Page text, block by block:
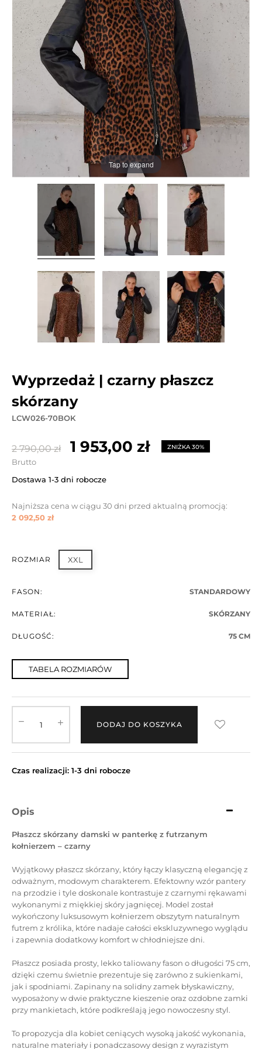
Tap to expand
wyprzedaż | czarny płaszcz
skórzany
LCW026-70BOK
2 790,00 zł 1 953,00 zł ZNIŻKA 30%
Brutto
Dostawa 1-3 dni robocze
Najniższa cena w ciągu 30 dni przed aktualną promocją:
2 092,50 zł
ROZMIAR XXL
FASON: STANDARDOWY
MATERIAŁ: SKÓRZANY
DŁUGOŚĆ: 75 CM
TABELA ROZMIARÓW
DODAJ DO KOSZYKA
Czas realizacji: 1-3 dni robocze
Opis
Płaszcz skórzany damski w panterkę z futrzanym
kołnierzem – czarny
Wyjątkowy płaszcz skórzany, który łączy klasyczną elegancję z
odważnym, modowym charakterem. Efektowny wzór pantery
na przodzie i tyle doskonale kontrastuje z czarnymi rękawami
wykonanymi z miękkiej skóry jagnięcej. Model został
wykończony luksusowym kołnierzem obszytym naturalnym
futrem z królika, które nadaje całości ekskluzywnego wyglądu
i zapewnia dodatkowy komfort w chłodniejsze dni.
Płaszcz posiada prosty, lekko taliowany fason o długości 75 cm,
dzięki czemu świetnie prezentuje się zarówno z sukienkami,
jak i spodniami. Zapinany na solidny zamek błyskawiczny,
wyposażony w dwie praktyczne kieszenie oraz ozdobne zamki
przy mankietach, które podkreślają jego nowoczesny styl.
To propozycja dla kobiet ceniących wysoką jakość wykonania,
naturalne materiały i ponadczasowy design z wyrazistym